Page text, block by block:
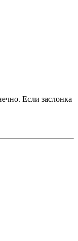
Если заслонка